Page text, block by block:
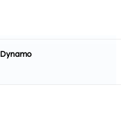
Dynamo